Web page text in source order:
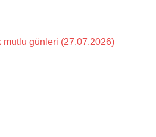
mutlu günleri (27.07.2026)